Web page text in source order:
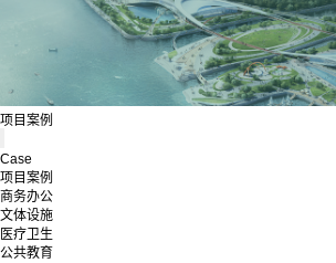
项目案例
Case
项目案例
商务办公
文体设施
医疗卫生
公共教育